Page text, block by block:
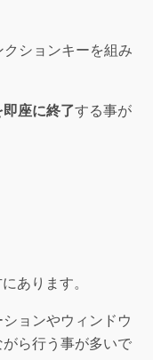
クションキーを組み
座に終了する事が
あります。
ョンやウィンドウ
ら行う事が多いで